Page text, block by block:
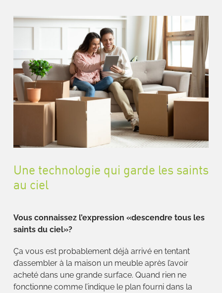
Une technologie qui garde les saints
au ciel
Vous connaissez l’expression «descendre tous les
saints du ciel»?
Ça vous est probablement déjà arrivé en tentant
d’assembler à la maison un meuble après l’avoir
acheté dans une grande surface. Quand rien ne
fonctionne comme l’indique le plan fourni dans la